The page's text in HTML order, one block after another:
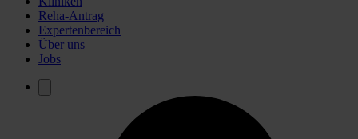
Reha-Antrag
Expertenbereich
Über uns
Jobs